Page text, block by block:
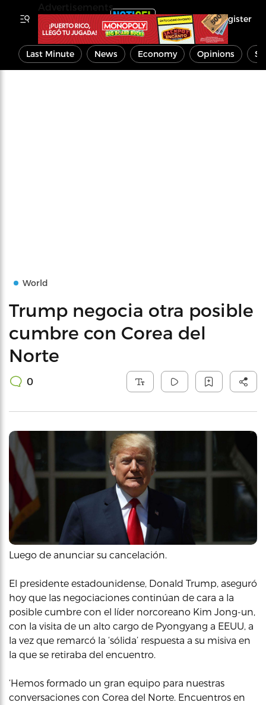
Register
Last Minute News Economy Opinions
World
Trump negocia otra posible
cumbre con Corea del
Norte
0
Luego de anunciar su cancelación.
El presidente estadounidense, Donald Trump, aseguró
hoy que las negociaciones continúan de cara a la
posible cumbre con el líder norcoreano Kim Jong-un,
con la visita de un alto cargo de Pyongyang a EEUU, a
la vez que remarcó la ‘sólida’ respuesta a su misiva en
la que se retiraba del encuentro.
‘Hemos formado un gran equipo para nuestras
conversaciones con Corea del Norte. Encuentros en
Advertisements